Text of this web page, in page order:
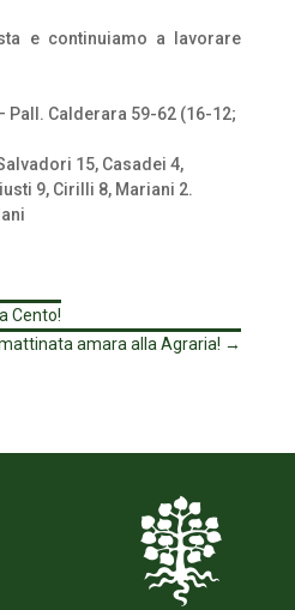
e continuiamo a lavorare
Pall. Calderara 59-62 (16-12;
15, Casadei 4,
9, Cirilli 8, Mariani 2.
Cento!
amara alla Agraria! →